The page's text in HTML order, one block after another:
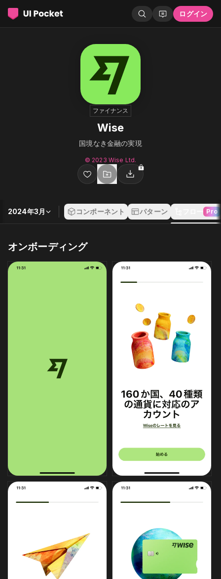
ログイン
ファイナンス
Wise
国境なき金融の実現
© 2023 Wise Ltd.
2024年3月 コンポーネント パターン フロー Pro
オンボーディング